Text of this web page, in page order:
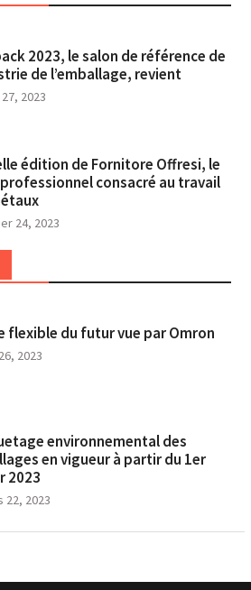
2023, le salon de référence de
de l’emballage, revient
2023
édition de Fornitore Offresi, le
consacré au travail
24, 2023
flexible du futur vue par Omron
2023
environnemental des
en vigueur à partir du 1er
2023
22, 2023